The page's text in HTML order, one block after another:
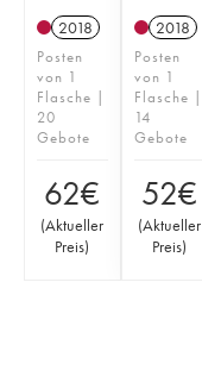
2018
Posten
von 1
Flasche |
20
Gebote
62€
(Aktueller
Preis)
2018
Posten
von 1
Flasche |
14
Gebote
52€
(Aktueller
Preis)